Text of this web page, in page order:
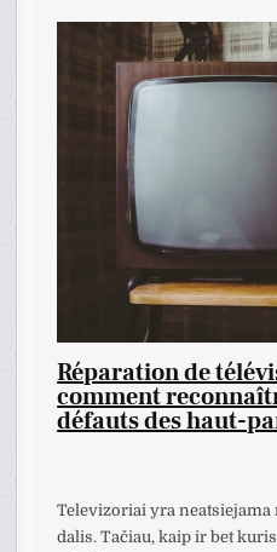
Réparation de
comment
défauts des haut-
Televizoriai yra
dalis. Tačiau, kaip ir bet